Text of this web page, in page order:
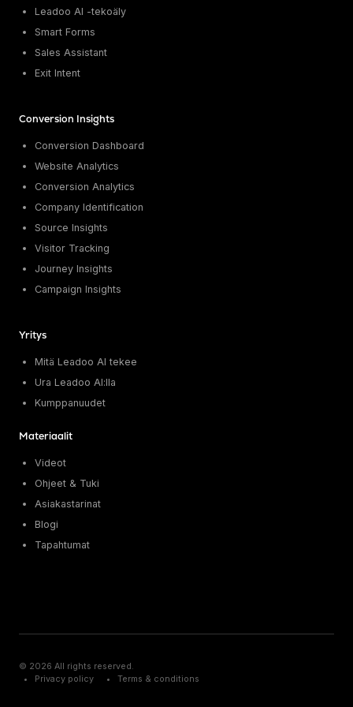
Leadoo AI -tekoäly
Smart Forms
Sales Assistant
Exit Intent
Conversion Insights
Conversion Dashboard
Website Analytics
Conversion Analytics
Company Identification
Source Insights
Visitor Tracking
Journey Insights
Campaign Insights
Yritys
Mitä Leadoo AI tekee
Ura Leadoo AI:lla
Kumppanuudet
Materiaalit
Videot
Ohjeet & Tuki
Asiakastarinat
Blogi
Tapahtumat
© 2026 All rights reserved.
Privacy policy
Terms & conditions